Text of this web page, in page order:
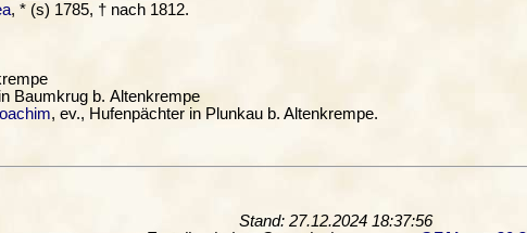
, * (s) 1785, † nach 1812.
Baumkrug b. Altenkrempe
, ev., Hufenpächter in Plunkau b. Altenkrempe.
Stand: 27.12.2024 18:37:56